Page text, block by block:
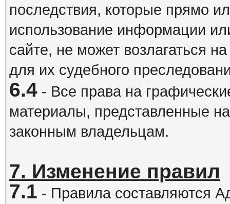
последствия, которые прямо
использование информации
сайте, не может возлагаться
для их судебного
6.4- Все права на
материалы, представленные
законным владельцам.
7. Изменение правил
7.1 - Правила составляются